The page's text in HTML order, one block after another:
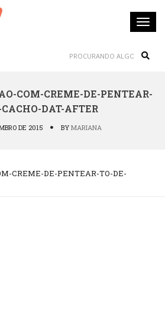
COM-CREME-DE-PENTEAR-
DAT-AFTER
DE 2015 BY MARIANA
CREME-DE-PENTEAR-TO-DE-